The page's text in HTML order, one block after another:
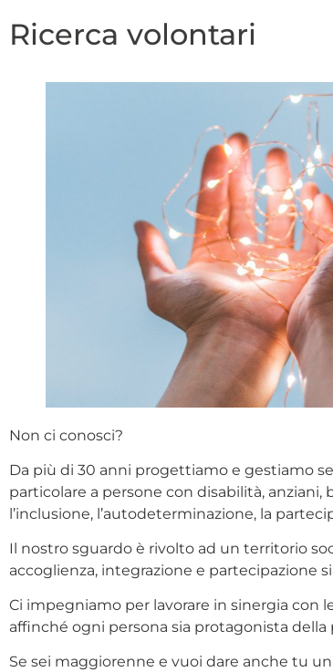
Ricerca volontari
Non ci conosci?
Da più di 30 anni progettiamo e gestiamo
particolare a persone con disabilità,
l’inclusione, l’autodeterminazione, la
Il nostro sguardo è rivolto ad un territorio
accoglienza, integrazione e partecipazione
Ci impegniamo per lavorare in sinergia con
affinché ogni persona sia protagonista
Se sei maggiorenne e vuoi dare anche tu